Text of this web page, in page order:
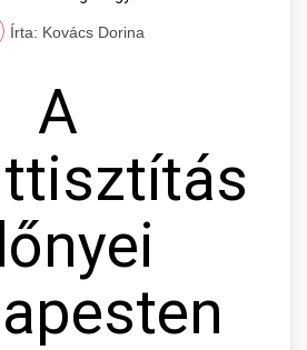
Írta: Kovács Dorina
A